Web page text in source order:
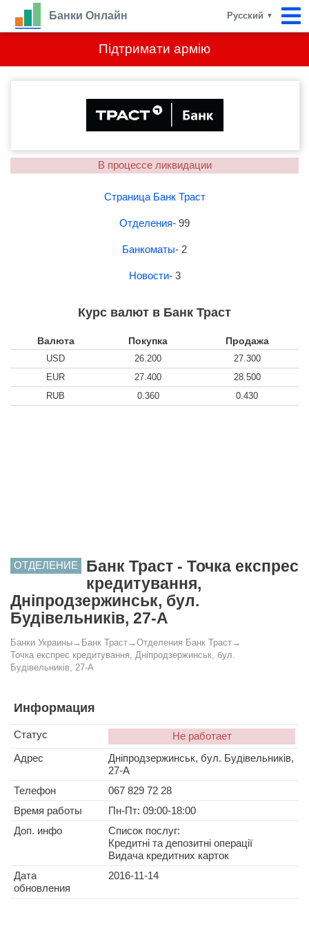
Підтримати армію
Банки Онлайн Русский ▼
В процессе ликвидации
Страница Банк Траст
Отделения- 99
Банкоматы- 2
Новости- 3
Курс валют в Банк Траст
Валюта Покупка Продажа
USD 26.200
27.300
EUR
27.400
28.500
RUB
0.360 0.430
ОТДЕЛЕНИЕ
Банк Траст - Точка експрес
кредитування,
Дніпродзержинськ, бул.
Будівельників, 27-А
Банки Украины→ Банк Траст→ Отделения Банк Траст→
Точка експрес кредитування, Дніпродзержинськ, бул.
Будівельників, 27-А
Информация
Статус
Не работает
Адрес
Дніпродзержинськ, бул. Будівельників,
27-А
Телефон
067 829 72 28
Время работы
Пн-Пт: 09:00-18:00
Доп. инфо
Список послуг:
Кредитні та депозитні операції
Видача кредитних карток
Дата
обновления
2016-11-14